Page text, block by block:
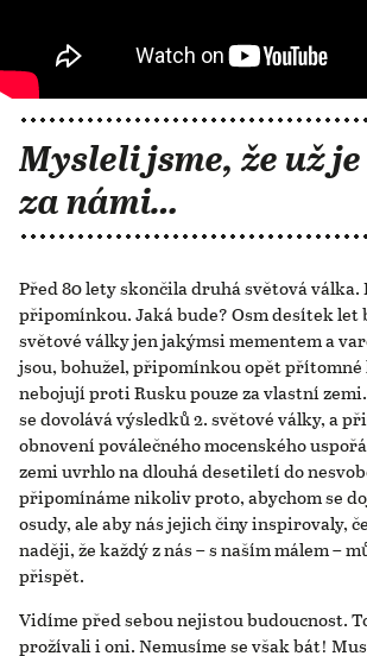
Mysleli jsme, že už
za námi…
Před 80 lety skončila druhá světová válka.
připomínkou. Jaká bude? Osm desítek let
světové války jen jakýmsi mementem a
jsou, bohužel, připomínkou opět
nebojují proti Rusku pouze za vlastní
se dovolává výsledků 2. světové války, a
obnovení poválečného mocenského
zemi uvrhlo na dlouhá desetiletí do
připomínáme nikoliv proto, abychom se
osudy, ale aby nás jejich činy inspirovaly,
naději, že každý z nás – s naším málem –
přispět.
Vidíme před sebou nejistou budoucnost.
prožívali i oni. Nemusíme se však bát!